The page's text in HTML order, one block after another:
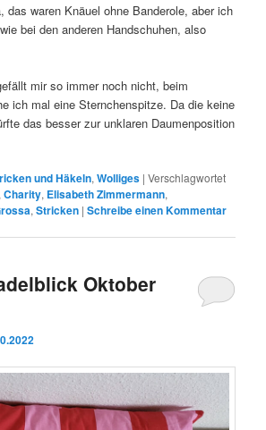
das waren Knäuel ohne Banderole, aber ich
bei den anderen Handschuhen, also
mir so immer noch nicht, beim
ich mal eine Sternchenspitze. Da die keine
das besser zur unklaren Daumenposition
und Häkeln,Wolliges |Verschlagwortet
,Charity, Elisabeth Zimmermann,
,Stricken |Schreibe einen Kommentar
Oktober